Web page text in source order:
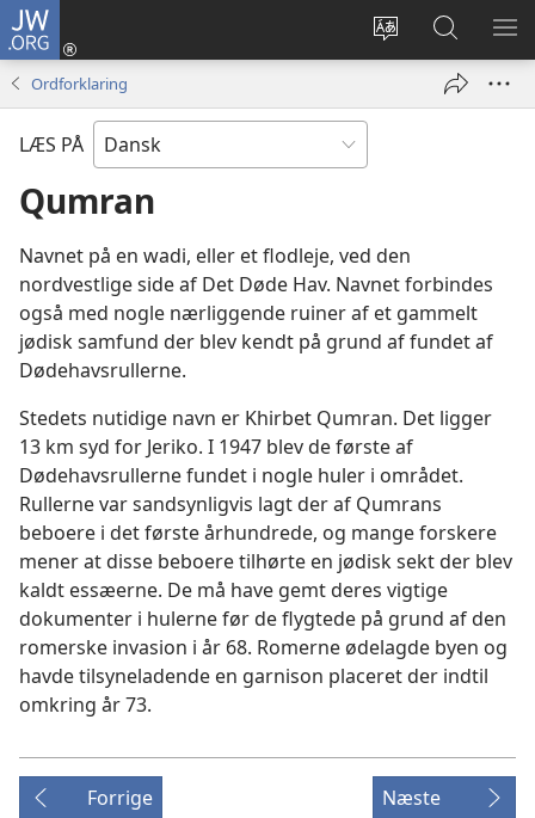
JW.ORG
Vælg
Log
på
vindue)
Søg
på
JW.ORG
VIS
Ordforklaring
LÆS PÅ
Qumran
Navnet på en wadi, eller et flodleje, ved den
nordvestlige side af Det Døde Hav. Navnet forbindes
også med nogle nærliggende ruiner af et gammelt
jødisk samfund der blev kendt på grund af fundet af
Dødehavsrullerne.
Stedets nutidige navn er Khirbet Qumran. Det ligger
13 km syd for Jeriko. I 1947 blev de første af
Dødehavsrullerne fundet i nogle huler i området.
Rullerne var sandsynligvis lagt der af Qumrans
beboere i det første århundrede, og mange forskere
mener at disse beboere tilhørte en jødisk sekt der blev
kaldt essæerne. De må have gemt deres vigtige
dokumenter i hulerne før de flygtede på grund af den
romerske invasion i år 68. Romerne ødelagde byen og
havde tilsyneladende en garnison placeret der indtil
omkring år 73.
Forrige Næste